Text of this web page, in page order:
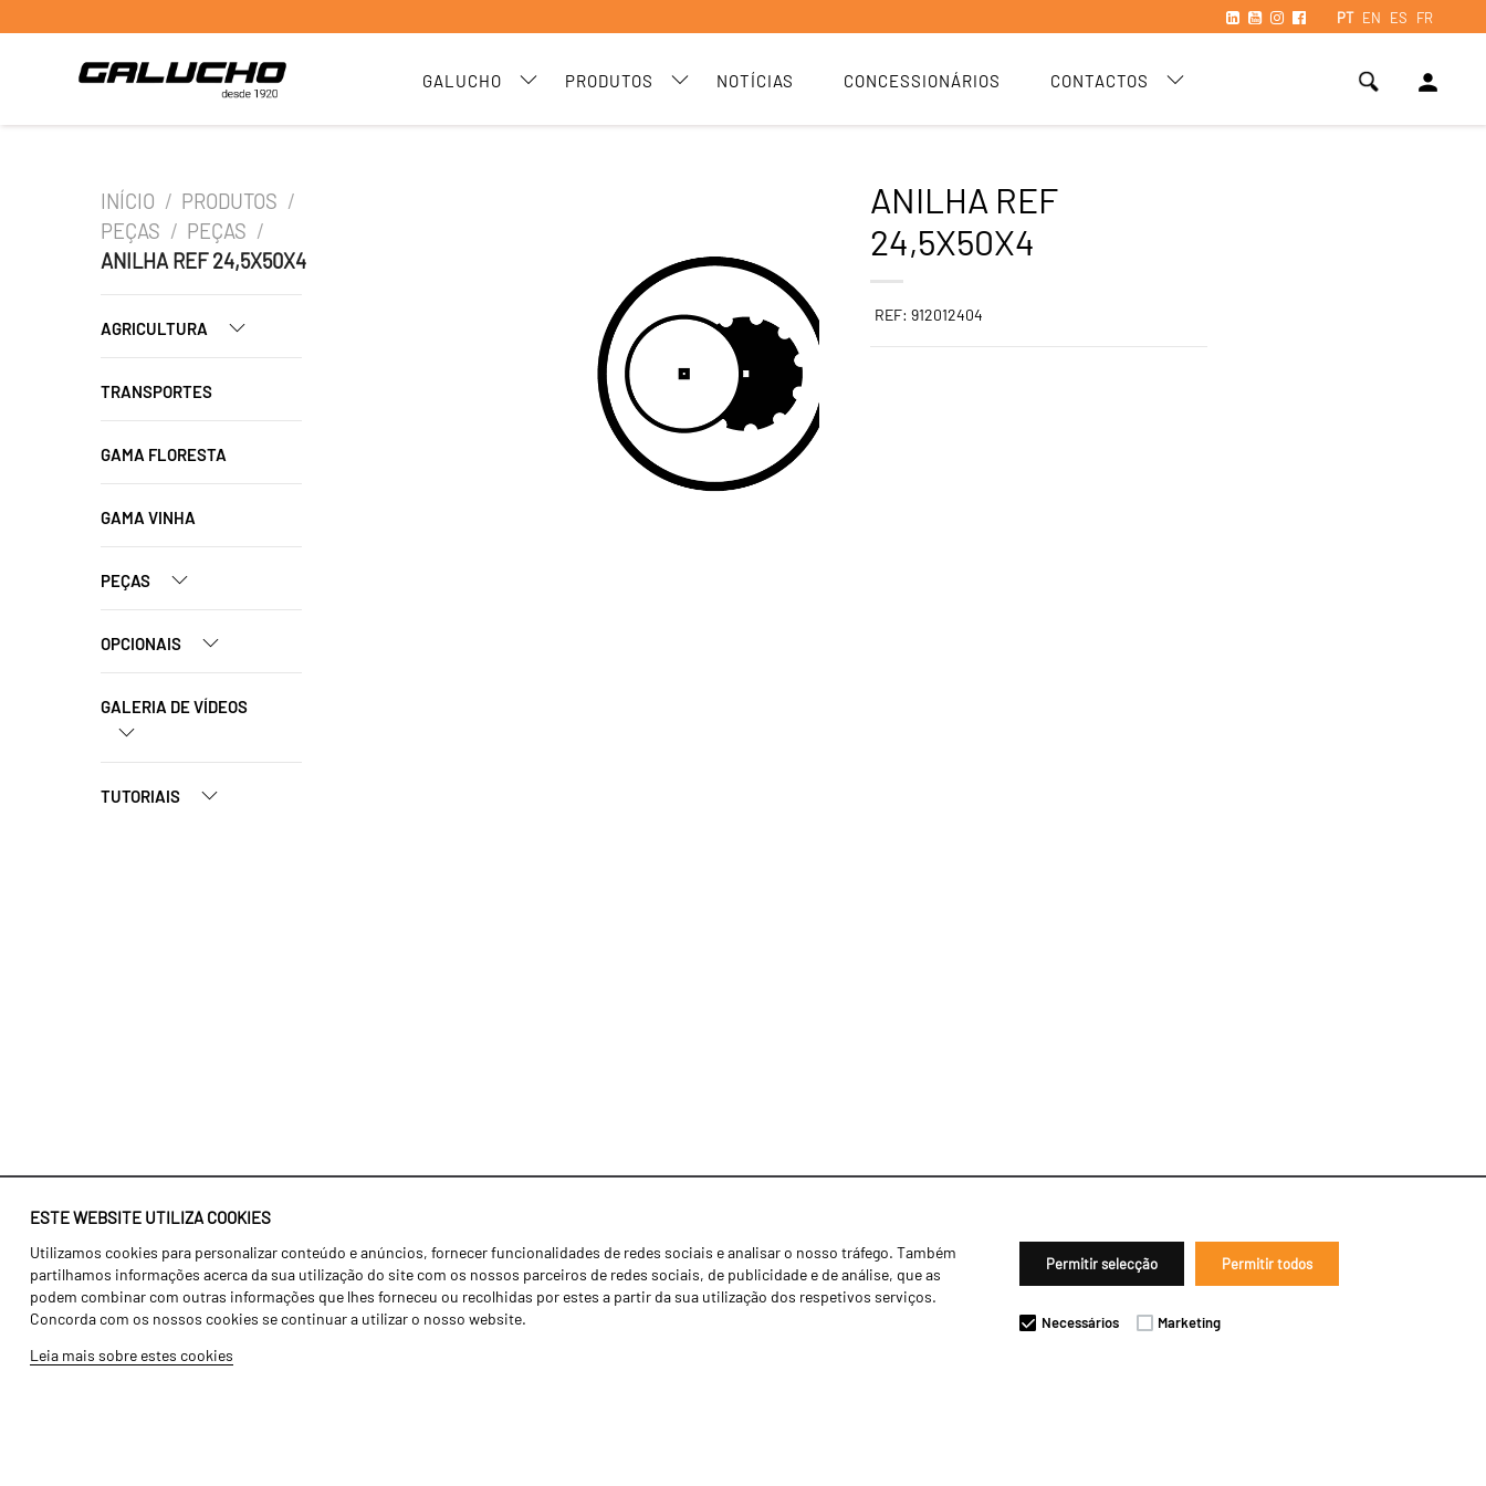
PT EN ES FR
GALUCHO PRODUTOS NOTÍCIAS CONCESSIONÁRIOS CONTACTOS person
ESTE WEBSITE UTILIZA COOKIES
Utilizamos cookies para personalizar conteúdo e anúncios, fornecer funcionalidades de redes sociais e analisar o nosso tráfego. Também
partilhamos informações acerca da sua utilização do site com os nossos parceiros de redes sociais, de publicidade e de análise, que as
podem combinar com outras informações que lhes forneceu ou recolhidas por estes a partir da sua utilização dos respetivos serviços.
Concorda com os nossos cookies se continuar a utilizar o nosso website.
Leia mais sobre estes cookies
Permitir selecção Permitir todos
Necessários Marketing
INÍCIO / PRODUTOS /
PEÇAS / PEÇAS /
ANILHA REF 24,5X50X4
AGRICULTURA
TRANSPORTES
GAMA FLORESTA
GAMA VINHA
PEÇAS
OPCIONAIS
GALERIA DE VÍDEOS
TUTORIAIS
ANILHA REF
24,5X50X4
REF: 912012404
Identidade
História
Fábrica / Produção
Recursos Humanos
Agricultura
Transportes
Gama Floresta
Notícias
Concessionários